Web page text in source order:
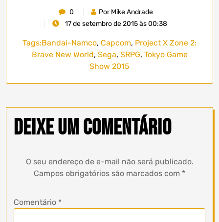
0
Por Mike Andrade
17 de setembro de 2015 às 00:38
Tags:Bandai-Namco, Capcom, Project X Zone 2:
Brave New World, Sega, SRPG, Tokyo Game
Show 2015
Deixe um comentário
O seu endereço de e-mail não será publicado.
Campos obrigatórios são marcados com *
Comentário *